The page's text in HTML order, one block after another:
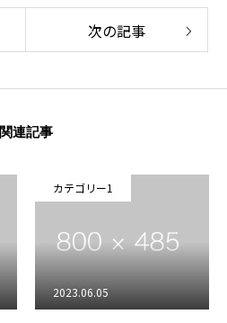
次の記事
関連記事
カテゴリー1
2023.06.05